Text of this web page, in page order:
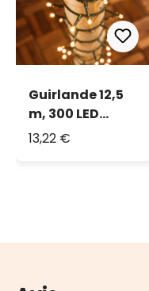
Guirlande 12,5
m, 300 LED
blanc chaud
13,22 €